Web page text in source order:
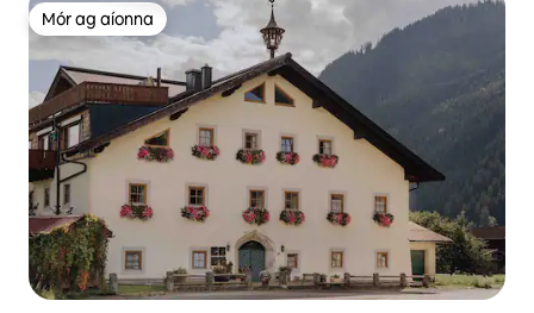
Mór ag aíonna
Mór ag aíonna